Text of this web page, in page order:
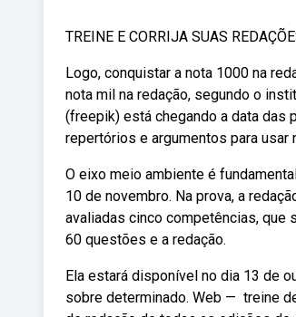
TREINE E CORRIJA SUAS
Logo, conquistar a nota 1000 na
nota mil na redação, segundo o
(freepik) está chegando a data das
repertórios e argumentos para usar
O eixo meio ambiente é
10 de novembro. Na prova, a
avaliadas cinco competências, que
60 questões e a redação.
Ela estará disponível no dia 13 de
sobre determinado. Web — ️ treine